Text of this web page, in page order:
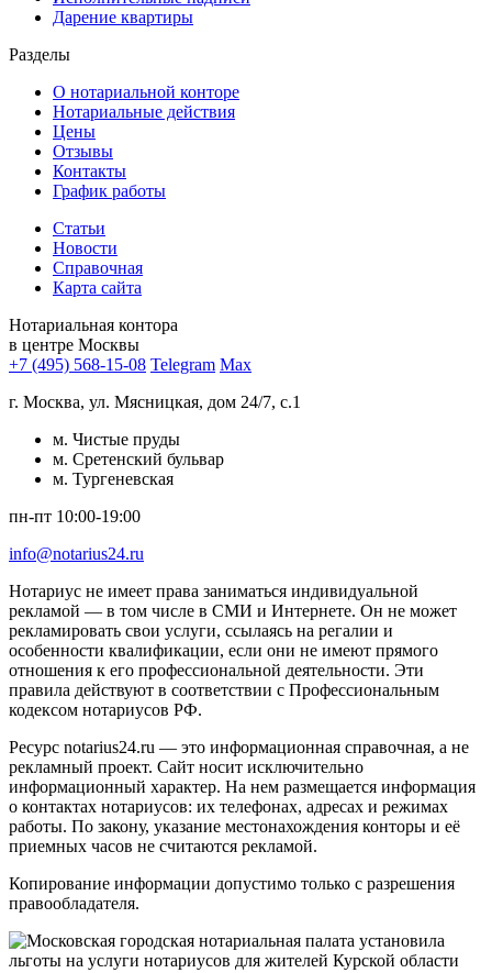
Дарение квартиры
Разделы
О нотариальной конторе
Нотариальные действия
Цены
Отзывы
Контакты
График работы
Статьи
Новости
Справочная
Карта сайта
Нотариальная контора
в центре Москвы
+7 (495) 568-15-08 Telegram Max
г. Москва, ул. Мясницкая, дом 24/7, с.1
м. Чистые пруды
м. Сретенский бульвар
м. Тургеневская
пн-пт 10:00-19:00
info@notarius24.ru
Нотариус не имеет права заниматься индивидуальной
рекламой — в том числе в СМИ и Интернете. Он не может
рекламировать свои услуги, ссылаясь на регалии и
особенности квалификации, если они не имеют прямого
отношения к его профессиональной деятельности. Эти
правила действуют в соответствии с Профессиональным
кодексом нотариусов РФ.
Ресурс notarius24.ru — это информационная справочная, а не
рекламный проект. Сайт носит исключительно
информационный характер. На нем размещается информация
о контактах нотариусов: их телефонах, адресах и режимах
работы. По закону, указание местонахождения конторы и её
приемных часов не считаются рекламой.
Копирование информации допустимо только с разрешения
правообладателя.